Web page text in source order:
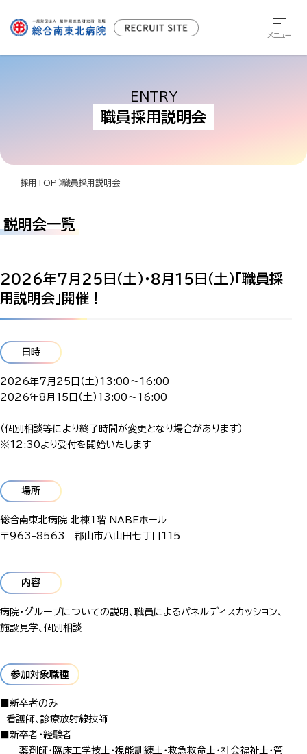
メニュー
ENTRY
職員採用説明会
採用TOP 職員採用説明会
説明会一覧
2026年7月25日（土）・8月15日（土）「職員採
用説明会」開催！
日時
2026年7月25日（土）13:00～16:00
2026年8月15日（土）13:00～16:00
（個別相談等により終了時間が変更となり場合があります）
※12:30より受付を開始いたします
場所
総合南東北病院 北棟1階 NABEホール
〒963-8563 郡山市八山田七丁目115
内容
病院・グループについての説明、職員によるパネルディスカッション、
施設見学、個別相談
参加対象職種
■新卒者のみ
看護師、診療放射線技師
■新卒者・経験者
薬剤師・臨床工学技士・視能訓練士・救急救命士・社会福祉士・管